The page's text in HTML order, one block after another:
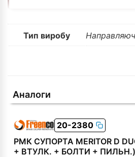
Тип виробу
Аналоги
20-2380
РМК СУПОРТА MERITOR D
+ ВТУЛК. + БОЛТИ + ПИЛЬН.)